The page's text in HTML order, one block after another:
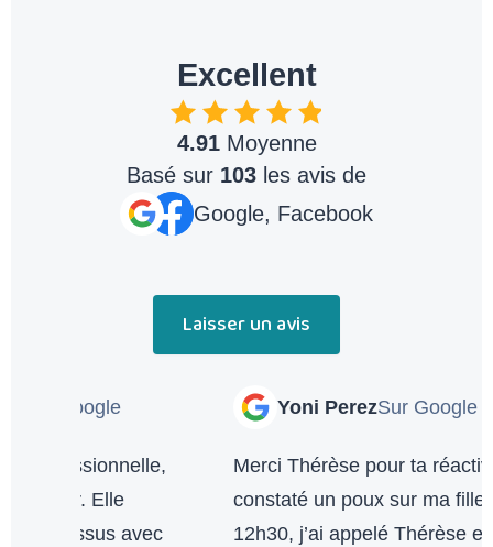
Excellent
4.91Moyenne
Basé sur 103 les avis de
Google, Facebook
Laisser un avis
Yoni Perez Sur Google
Merci Thérèse pour ta réactivité. J’ai
constaté un poux sur ma fille de 8 ans vers
12h30, j’ai appelé Thérèse et même si